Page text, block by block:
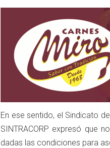
En ese sentido, el Sindicato
SINTRACORP expresó que
dadas las condiciones para